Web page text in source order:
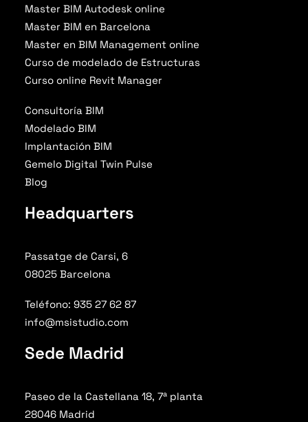
Master BIM Autodesk online
Master BIM en Barcelona
Master en BIM Management online
Curso de modelado de Estructuras
Curso online Revit Manager
Consultoría BIM
Modelado BIM
Implantación BIM
Gemelo Digital Twin Pulse
Blog
Headquarters
Passatge de Carsi, 6
08025 Barcelona
Teléfono: 935 27 62 87
info@msistudio.com
Sede Madrid
Paseo de la Castellana 18, 7ª planta
28046 Madrid